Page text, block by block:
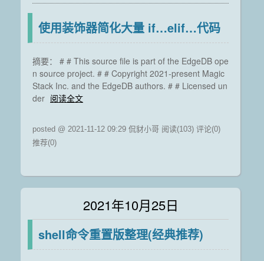
使用装饰器简化大量 if…elif…代码
摘要： # # This source file is part of the EdgeDB ope
n source project. # # Copyright 2021-present Magic
Stack Inc. and the EdgeDB authors. # # Licensed un
der 阅读全文
posted @ 2021-11-12 09:29 侃豺小哥 阅读(103) 评论(0)
推荐(0)
2021年10月25日
shell命令重置版整理(经典推荐)